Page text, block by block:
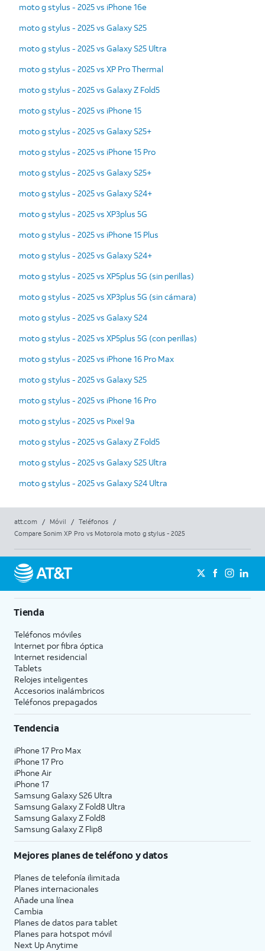
moto g stylus - 2025 vs iPhone 16e
moto g stylus - 2025 vs Galaxy S25
moto g stylus - 2025 vs Galaxy S25 Ultra
moto g stylus - 2025 vs XP Pro Thermal
moto g stylus - 2025 vs Galaxy Z Fold5
moto g stylus - 2025 vs iPhone 15
moto g stylus - 2025 vs Galaxy S25+
moto g stylus - 2025 vs iPhone 15 Pro
moto g stylus - 2025 vs Galaxy S25+
moto g stylus - 2025 vs Galaxy S24+
moto g stylus - 2025 vs XP3plus 5G
moto g stylus - 2025 vs iPhone 15 Plus
moto g stylus - 2025 vs Galaxy S24+
moto g stylus - 2025 vs XP5plus 5G (sin perillas)
moto g stylus - 2025 vs XP3plus 5G (sin cámara)
moto g stylus - 2025 vs Galaxy S24
moto g stylus - 2025 vs XP5plus 5G (con perillas)
moto g stylus - 2025 vs iPhone 16 Pro Max
moto g stylus - 2025 vs Galaxy S25
moto g stylus - 2025 vs iPhone 16 Pro
moto g stylus - 2025 vs Pixel 9a
moto g stylus - 2025 vs Galaxy Z Fold5
moto g stylus - 2025 vs Galaxy S25 Ultra
moto g stylus - 2025 vs Galaxy S24 Ultra
att.com / Móvil / Teléfonos
/
Compare Sonim XP Pro vs Motorola moto g stylus - 2025
Tienda
Teléfonos móviles
Internet por fibra óptica
Internet residencial
Tablets
Relojes inteligentes
Accesorios inalámbricos
Teléfonos prepagados
Tendencia
iPhone 17 Pro Max
iPhone 17 Pro
iPhone Air
iPhone 17
Samsung Galaxy S26 Ultra
Samsung Galaxy Z Fold8 Ultra
Samsung Galaxy Z Fold8
Samsung Galaxy Z Flip8
Mejores planes de teléfono y datos
Planes de telefonía ilimitada
Planes internacionales
Añade una línea
Cambia
Planes de datos para tablet
Planes para hotspot móvil
Next Up Anytime